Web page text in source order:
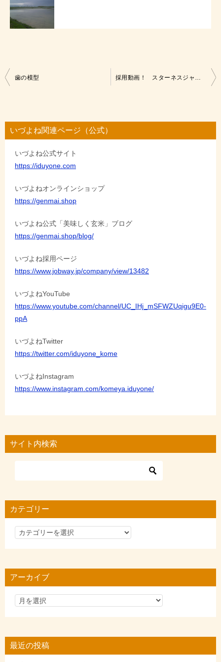
投
ビ
ゲ
歯の模型 採用動画！ スターネスジャパンさんとコラボ！
いづよね関連ページ（公式）
いづよね公式サイト
https://iduyone.com
いづよねオンラインショップ
https://genmai.shop
いづよね公式「美味しく玄米」ブログ
https://genmai.shop/blog/
いづよね採用ページ
https://www.jobway.jp/company/view/13482
いづよねYouTube
https://www.youtube.com/channel/UC_IHj_mSFWZUqigu9E0-
ppA
いづよねTwitter
https://twitter.com/iduyone_kome
いづよねInstagram
https://www.instagram.com/komeya.iduyone/
サイト内検索
カテゴリー
カ
リ
アーカイブ
最近の投稿